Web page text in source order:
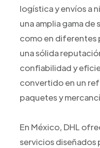
logística y envíos a
una amplia gama
como en diferentes
una sólida
confiabilidad y
convertido en un
paquetes y
En México, DHL
servicios diseñados